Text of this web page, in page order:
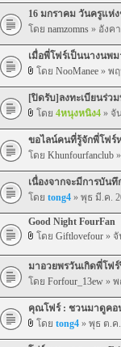
16 มกราคม วันครูแห่
โดย namzomns » อังค
เมื่อพี่โฟร์เป็นนางนพ
โดย NooManee » พฤ
[ปิดรับ]ลงทะเบียนร่ว
โดย 4หนุงหนิง4 » จั
ขอไลน์คนที่รู้จักพี่โฟร์
โดย Khunfourfanclub
เนื่องจากจะมีการบัน
โดย tong4 » พุธ มี.ค.
Good Night FourFan
โดย Giftlovefour » จั
มาอวยพรวันเกิดพี่โฟ
โดย Forfour_13ew » พ
คุณโฟร์ : ชวนมาดูคอ
โดย tong4 » พุธ ต.ค.